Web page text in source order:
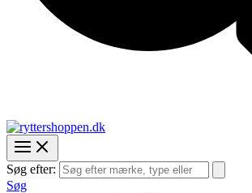
Søg efter:
Søg